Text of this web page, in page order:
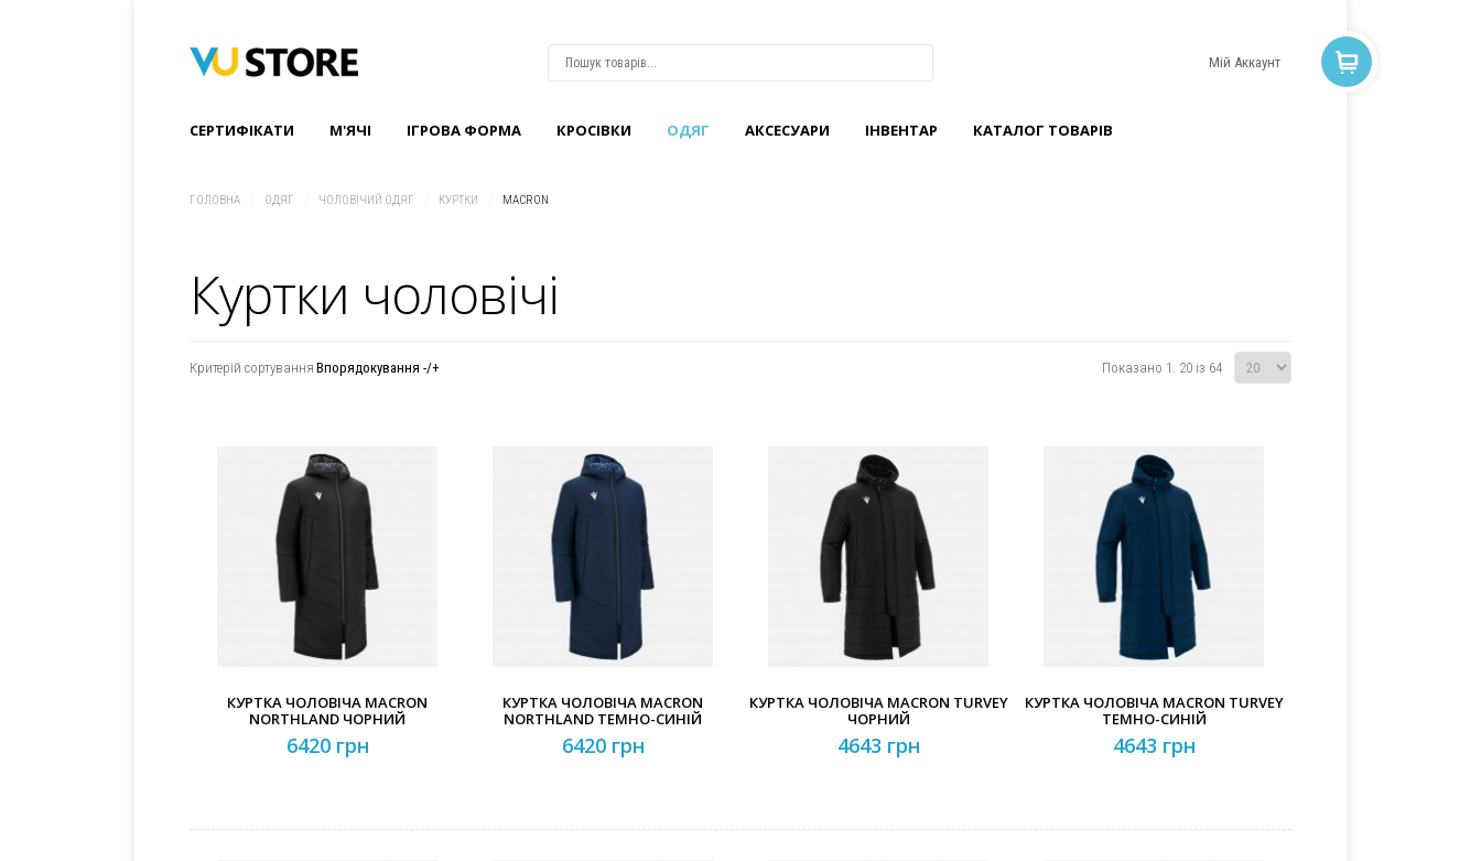
Мій Аккаунт
СЕРТИФІКАТИ M'ЯЧІ ІГРОВА ФОРМА КРОCІВКИ ОДЯГ АКСЕСУАРИ ІНВЕНТАР КАТАЛОГ ТОВАРІВ
ГОЛОВНА ОДЯГ ЧОЛОВІЧИЙ ОДЯГ КУРТКИ MACRON
Куртки чоловічі
Критерій сортування Впорядокування -/+ Показано 1. 20 із 64
КУРТКА ЧОЛОВІЧА MACRON
NORTHLAND ЧОРНИЙ
6420 грн
КУРТКА ЧОЛОВІЧА MACRON
NORTHLAND ТЕМНО-СИНІЙ
6420 грн
КУРТКА ЧОЛОВІЧА MACRON TURVEY
ЧОРНИЙ
4643 грн
КУРТКА ЧОЛОВІЧА MACRON TURVEY
ТЕМНО-СИНІЙ
4643 грн
Забули свій пароль?